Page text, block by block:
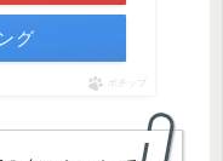
グ
ポチップ